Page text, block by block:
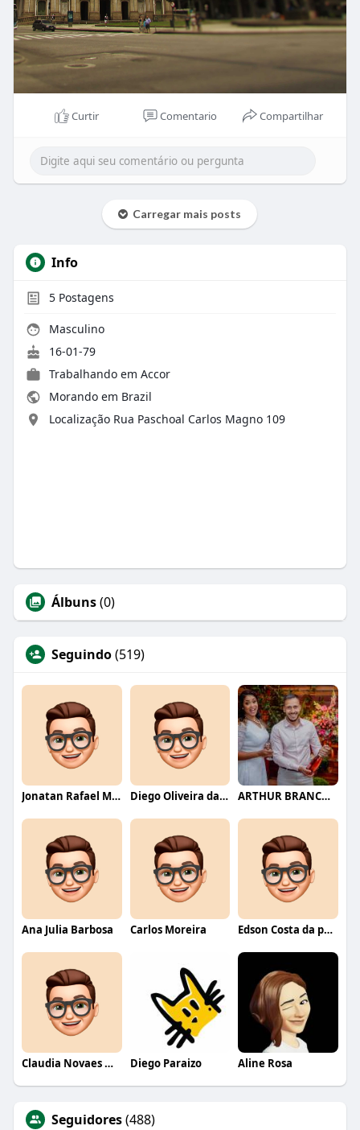
Curtir Comentario Compartilhar
Carregar mais posts
Info
5Postagens
Masculino
16-01-79
Trabalhando em Accor
Morando em Brazil
Localização Rua Paschoal Carlos Magno 109
Álbuns(0)
Seguindo(519)
Jonatan Rafael Mello Diego Oliveira da Motta ARTHUR BRANCO FERNANDES
Ana Julia Barbosa Carlos Moreira Edson Costa da paixão
Claudia Novaes Novaes Diego Paraizo Aline Rosa
Seguidores(488)